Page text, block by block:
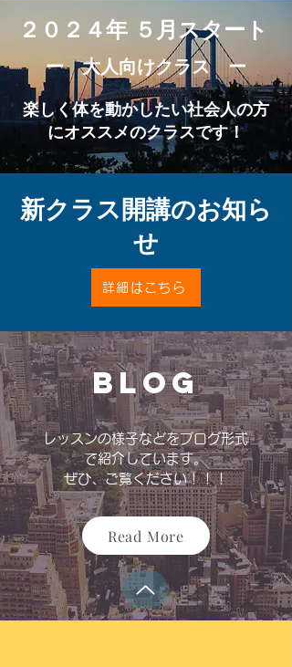
２０２４年 ５月スタート
​ー 大人向けクラス ー
楽しく体を動かしたい社会人の方
にオススメのクラスです！
​新クラス開講のお知ら
せ
詳細はこちら
Blog
レッスンの様子などをブログ形式
で紹介しています。
ぜひ、ご覧ください！！！
Read More